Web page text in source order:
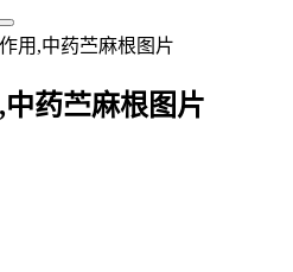
用,中药苎麻根图片
药苎麻根图片